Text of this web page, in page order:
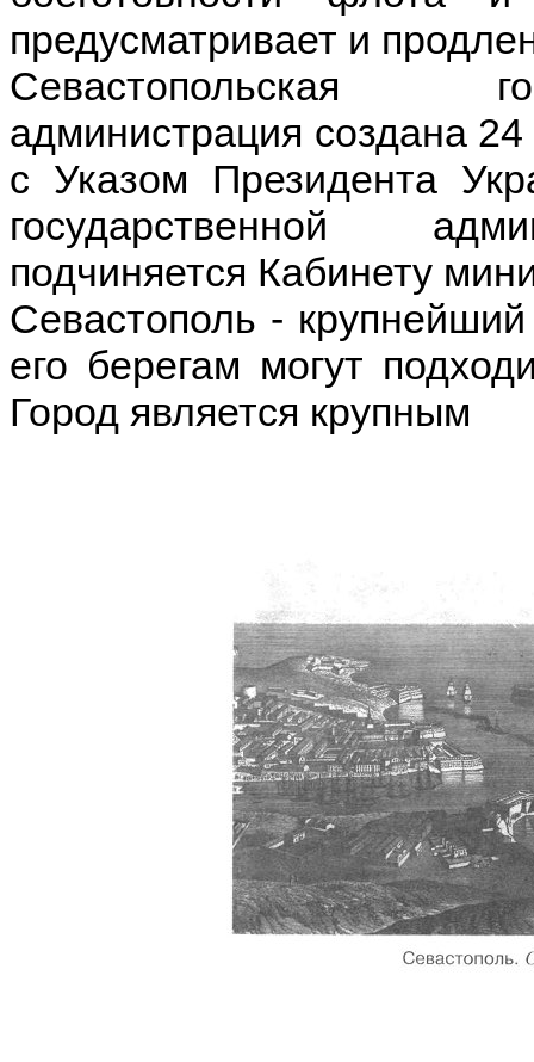
предусматривает и
Севастопольская
администрация создана
с Указом Президента
государственной
подчиняется Кабинету
Севастополь -
его берегам могут
Город является крупным